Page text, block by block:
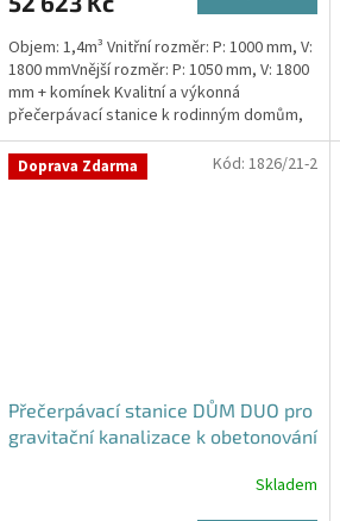
z
5
hvězdiček.
Objem: 1,4m³ Vnitřní rozměr: P: 1000 mm, V:
1800 mmVnější rozměr: P: 1050 mm, V: 1800
mm + komínek Kvalitní a výkonná
přečerpávací stanice k rodinným domům,
provozovnám,...
Doprava Zdarma
Přečerpávací stanice DŮM DUO pro
gravitační kanalizace k obetonování
Skladem
Kód: 1826/21-2